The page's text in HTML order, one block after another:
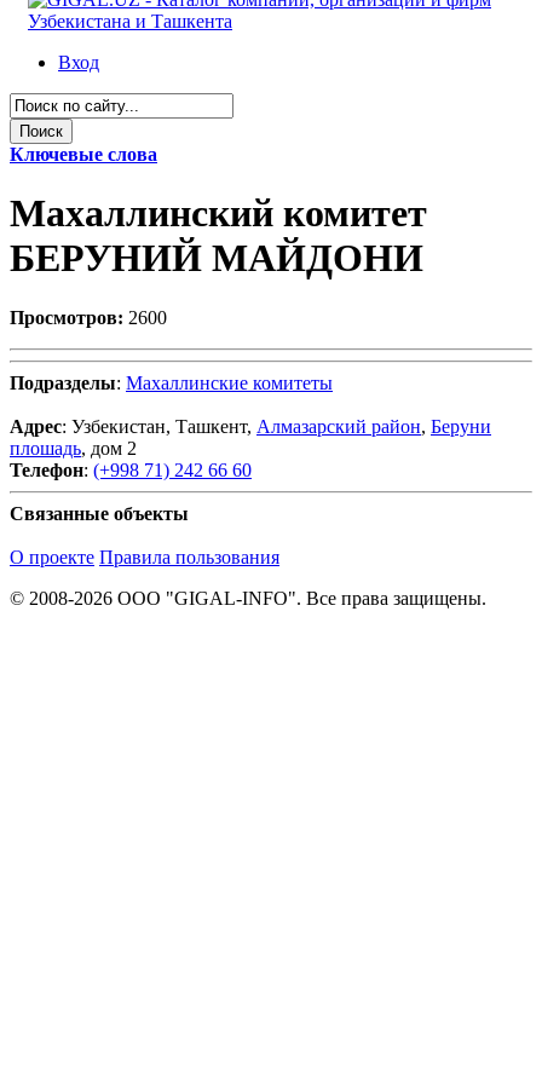
Вход
Ключевые слова
Махаллинский комитет
БЕРУНИЙ МАЙДОНИ
Просмотров: 2600
Подразделы: Махаллинские комитеты
Адрес: Узбекистан, Ташкент, Алмазарский район, Беруни
плошадь, дом 2
Телефон: (+998 71) 242 66 60
Связанные объекты
О проекте Правила пользования
© 2008-2026 ООО "GIGAL-INFO". Все права защищены.